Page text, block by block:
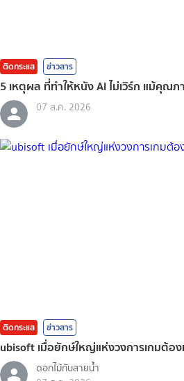
ติดกระแส ข่าวสาร
5 เหตุผล ที่ทำให้หนัง AI ไม่เวิร์ก แม้คุณภ
07 ส.ค. 2026
ติดกระแส ข่าวสาร
ubisoft เมื่อยักษ์ใหญ่แห่งวงการเกมต้อง
ดอกไม้กับสายน้ำ